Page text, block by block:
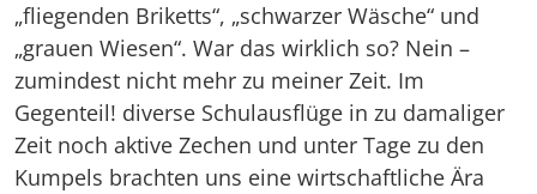
„fliegenden Briketts“, „schwarzer Wäsche“ und
„grauen Wiesen“. War das wirklich so? Nein –
zumindest nicht mehr zu meiner Zeit. Im
Gegenteil! diverse Schulausflüge in zu damaliger
Zeit noch aktive Zechen und unter Tage zu den
Kumpels brachten uns eine wirtschaftliche Ära